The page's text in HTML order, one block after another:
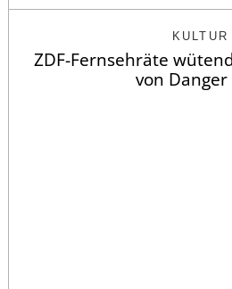
KULTUR
ZDF-Fernsehräte
von Danger